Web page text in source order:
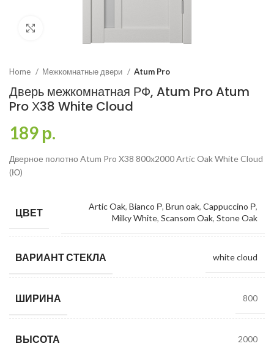
Home Межкомнатные двери Atum Pro
Дверь межкомнатная РФ, Atum Pro Atum
Pro Х38 White Cloud
189р.
Дверное полотно Atum Pro X38 800х2000 Artic Oak White Cloud
(Ю)
ЦВЕТ Artic Oak, Bianco Р, Brun oak, Cappuccino Р,
Milky White, Scansom Oak, Stone Oak
ВАРИАНТ СТЕКЛА white cloud
ШИРИНА 800
ВЫСОТА 2000